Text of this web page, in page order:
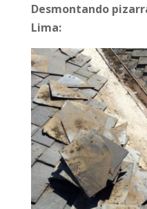
Desmontando
Lima: